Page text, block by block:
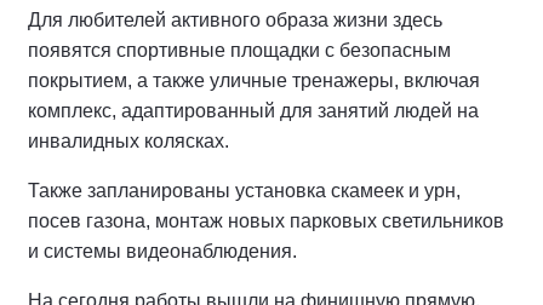
Для любителей активного образа жизни здесь
появятся спортивные площадки с безопасным
покрытием, а также уличные тренажеры, включая
комплекс, адаптированный для занятий людей на
инвалидных колясках.
Также запланированы установка скамеек и урн,
посев газона, монтаж новых парковых светильников
и системы видеонаблюдения.